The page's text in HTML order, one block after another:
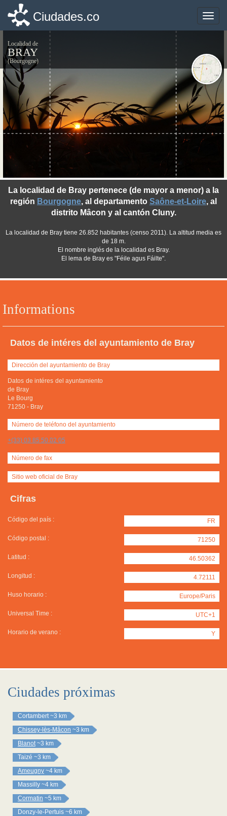
Toggle
Ciudades.co
Localidad de
BRAY
(Bourgogne)
Informations
Datos de intéres del ayuntamiento de Bray
Dirección del ayuntamiento de Bray
Datos de intéres del ayuntamiento
de Bray
Le Bourg
71250 - Bray
Número de teléfono del ayuntamiento
+(33) 03 85 50 02 05
Número de fax
Sitio web oficial de Bray
Cifras
Código del país : FR
Código postal : 71250
Latitud : 46.50362
Longitud : 4.72111
Huso horario : Europe/Paris
Universal Time : UTC+1
Horario de verano : Y
La localidad de Bray pertenece (de mayor a menor) a la
región Bourgogne, al departamento Saône-et-Loire, al
distrito Mâcon y al cantón Cluny.
La localidad de Bray tiene 26.852 habitantes (censo 2011). La altitud media es
de 18 m.
El nombre inglés de la localidad es Bray.
El lema de Bray es "Féile agus Fáilte".
Ciudades próximas
Cortambert ~3 km
Chissey-lès-Mâcon ~3 km
Blanot ~3 km
Taizé ~3 km
Ameugny ~4 km
Massilly ~4 km
Cormatin ~5 km
Donzy-le-Pertuis ~6 km
Toggle
Ciudades.co